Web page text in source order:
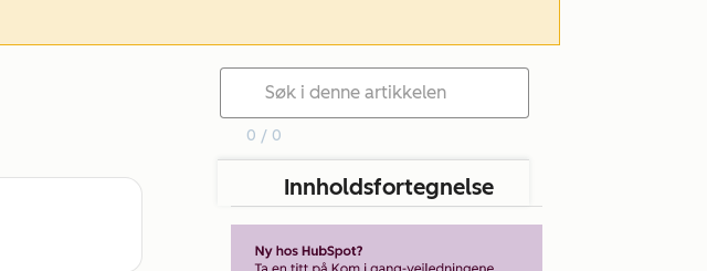
0 / 0
Innholdsfortegnelse